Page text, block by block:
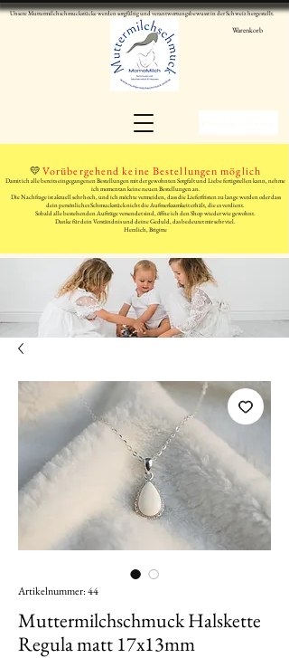
Unsere Muttermilchschmuckstücke werden sorgfältig und verantwortungsbewusst in der Schweiz hergestellt.
Warenkorb
💛Vorübergehend keine Bestellungen möglich
Damit ich alle bereits eingegangenen Bestellungen mit der gewohnten Sorgfalt und Liebe fertigstellen kann, nehme
ich momentan keine neuen Bestellungen an.
Die Nachfrage ist aktuell sehr hoch, und ich möchte vermeiden, dass die Lieferfristen zu lange werden oder dass
dein persönliches Schmuckstück nicht die Aufmerksamkeit erhält, die es verdient.
Sobald alle bestehenden Aufträge versendet sind, öffne ich den Shop wieder wie gewohnt.
Danke für dein Verständnis und deine Geduld, das bedeutet mir sehr viel.
Herzlich, Brigitte
Artikelnummer: 44
Muttermilchschmuck Halskette
Regula matt 17x13mm